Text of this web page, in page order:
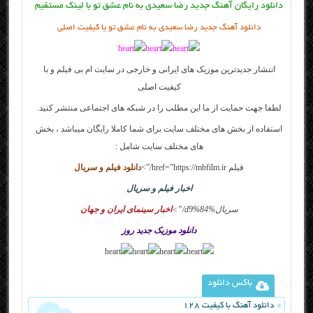
دانلود رایگان آهنگ جدید رضا سعیدی به نام عشق تو با لینک مستقیم
دانلود آهنگ جدید رضا سعیدی به نام عشق تو یا کیفیت اصلی
انتشار جدیدترین موزیک های ایرانی و خارجی در سایت ام بی فیلم و با
کیفیت اصلی
لطفا جهت حمایت از ما این مطلب را در شبکه های اجتماعی منتشر کنید.
استفاده از بخش های مختلف سایت برای شما کاملا رایگان میباشد ، بخش
های مختلف سایت شامل :
فیلم دانلود فیلم و سریال
اخبار فیلم و سریال
سریال%d9%84/”> اخبار سینمای ایران و جهان
دانلود موزیک جدید روز
باکس دانلود
دانلود آهنگ با کیفیت 128